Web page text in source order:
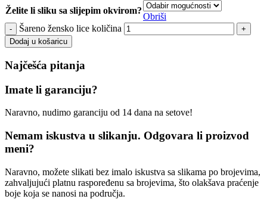
Želite li sliku sa slijepim okvirom?
Obriši
Šareno žensko lice količina
Dodaj u košaricu
Najčešća pitanja
Imate li garanciju?
Naravno, nudimo garanciju od 14 dana na setove!
Nemam iskustva u slikanju. Odgovara li proizvod
meni?
Naravno, možete slikati bez imalo iskustva sa slikama po brojevima,
zahvaljujući platnu raspoređenu sa brojevima, što olakšava praćenje
boje koja se nanosi na područja.